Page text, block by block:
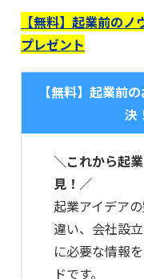
【無料】起業前の
プレゼント
【無料】起業前
決
＼これから起
見！／
起業アイデア
違い、会社設
に必要な情報
ドです。